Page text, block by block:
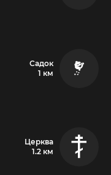
Садок
1 км
Церква
1.2 км